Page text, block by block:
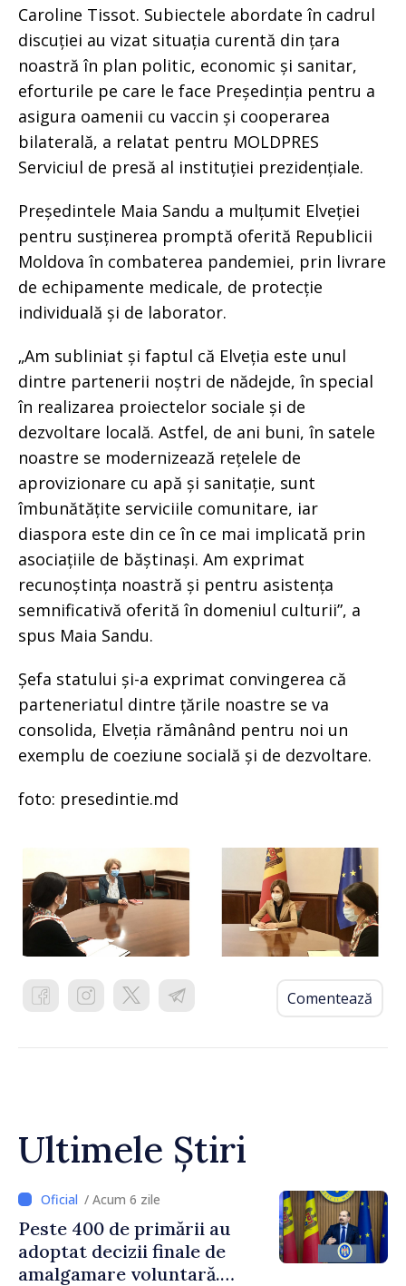
Caroline Tissot. Subiectele abordate în cadrul
discuției au vizat situația curentă din țara
noastră în plan politic, economic și sanitar,
eforturile pe care le face Președinția pentru a
asigura oamenii cu vaccin și cooperarea
bilaterală, a relatat pentru MOLDPRES
Serviciul de presă al instituției prezidențiale.
Președintele Maia Sandu a mulțumit Elveției
pentru susținerea promptă oferită Republicii
Moldova în combaterea pandemiei, prin livrare
de echipamente medicale, de protecție
individuală și de laborator.
„Am subliniat și faptul că Elveția este unul
dintre partenerii noștri de nădejde, în special
în realizarea proiectelor sociale și de
dezvoltare locală. Astfel, de ani buni, în satele
noastre se modernizează rețelele de
aprovizionare cu apă și sanitație, sunt
îmbunătățite serviciile comunitare, iar
diaspora este din ce în ce mai implicată prin
asociațiile de băștinași. Am exprimat
recunoștința noastră și pentru asistența
semnificativă oferită în domeniul culturii”, a
spus Maia Sandu.
Șefa statului și-a exprimat convingerea că
parteneriatul dintre țările noastre se va
consolida, Elveția rămânând pentru noi un
exemplu de coeziune socială și de dezvoltare.
foto: presedintie.md
Comentează
Ultimele Știri
/ Acum 6 zile
Peste 400 de primării au
adoptat decizii finale de
amalgamare voluntară.